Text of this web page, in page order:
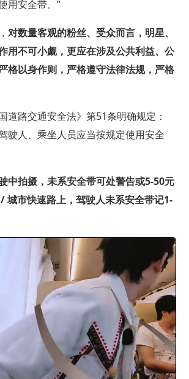
用安全带。”
对数量客观的粉丝、受众而言，明星、
用不可小觑，更应在涉及公共利益、公
格以身作则，严格遵守法律法规，严格
道路交通安全法》第51条明确规定：
驶人、乘坐人员应当按规定使用安全
中拍摄，未系安全带可处警告或5-50元
城市快速路上，驾驶人未系安全带记1-